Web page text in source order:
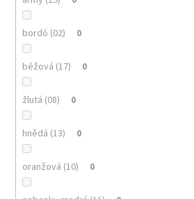
bordó (02) 0
béžová (17) 0
žlutá (08) 0
hnědá (13) 0
oranžová (10) 0